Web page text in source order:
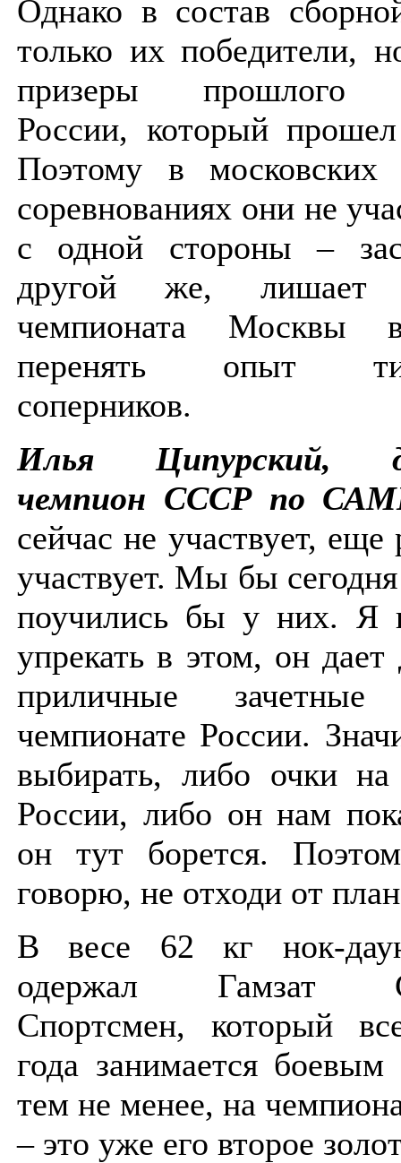
Однако в состав
только их победители,
призеры прошлого
России, который
Поэтому в московских
соревнованиях они не
с одной стороны –
другой же, лишает
чемпионата Москвы
перенять опыт
соперников.
Илья Ципурский,
чемпион СССР по
сейчас не участвует, еще
участвует. Мы бы
поучились бы у них. Я
упрекать в этом, он
приличные
чемпионате России.
выбирать, либо очки на
России, либо он нам
он тут борется.
говорю, не отходи от
В весе 62 кг нок-
одержал Гамзат
Спортсмен, который
года занимается
тем не менее, на
– это уже его второе